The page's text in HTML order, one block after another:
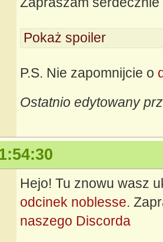
Pokaż spoiler
P.S. Nie zapomnijcie o
Ostatnio edytowany
Hejo! Tu znowu wasz
odcinek noblesse.
naszego Discorda